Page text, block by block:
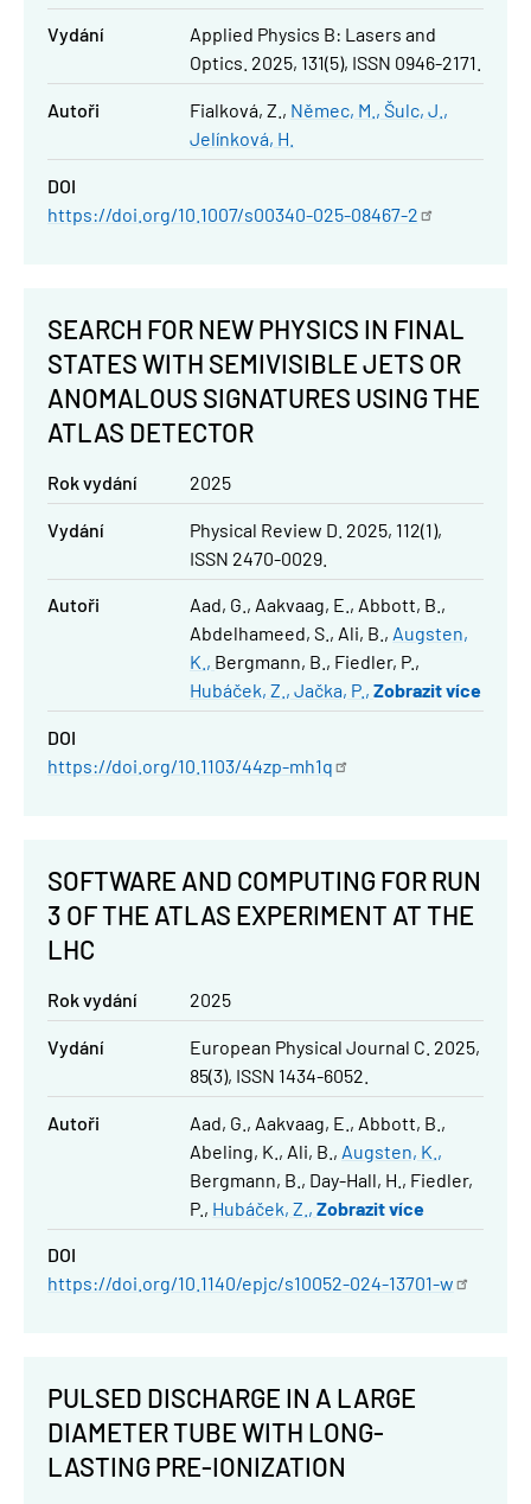
Vydání
Applied Physics B: Lasers and
Optics. 2025, 131(5), ISSN 0946-2171.
Autoři Fialková, Z. Němec, M.
Šulc, J.
Jelínková, H.
DOI
https://doi.org/10.1007/s00340-025-08467-2
SEARCH FOR NEW PHYSICS IN FINAL
STATES WITH SEMIVISIBLE JETS OR
ANOMALOUS SIGNATURES USING THE
ATLAS DETECTOR
Rok vydání 2025
Vydání
Physical Review D. 2025, 112(1),
ISSN 2470-0029.
Autoři Aad, G. Aakvaag, E.
Abbott, B.
Abdelhameed, S.
Ali, B.
Augsten,
K.
Bergmann, B.
Fiedler, P.
Hubáček, Z.
Jačka, P. Zobrazit více
DOI
https://doi.org/10.1103/44zp-mh1q
SOFTWARE AND COMPUTING FOR RUN
3 OF THE ATLAS EXPERIMENT AT THE
LHC
Rok vydání 2025
Vydání
European Physical Journal C. 2025,
85(3), ISSN 1434-6052.
Autoři Aad, G. Aakvaag, E.
Abbott, B.
Abeling, K.
Ali, B.
Augsten, K.
Bergmann, B.
Day-Hall, H.
Fiedler,
P. Hubáček, Z. Zobrazit více
DOI
https://doi.org/10.1140/epjc/s10052-024-13701-w
PULSED DISCHARGE IN A LARGE
DIAMETER TUBE WITH LONG-
LASTING PRE-IONIZATION